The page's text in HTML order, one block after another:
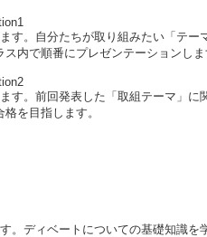
ます。自分たちが取り組みたい「テ
内で順番にプレゼンテーションし
ます。前回発表した「取組テーマ」
を目指します。
す。ディベートについての基礎知識